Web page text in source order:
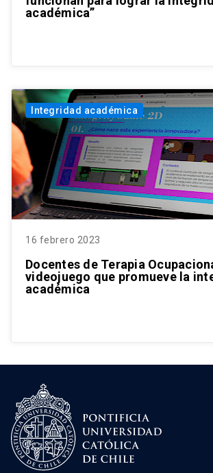
académica”
Integridad académica
16 febrero 2023
Docentes de Terapia
videojuego que promueve la
académica